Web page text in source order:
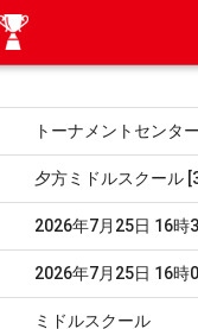
トーナメントセンタ
夕方ミドルスクール
2026年7月25日 16時
2026年7月25日 16時
ミドルスクール